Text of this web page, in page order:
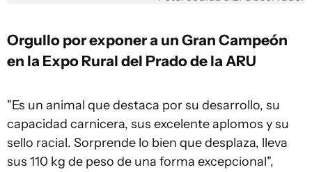
Orgullo por exponer a un Gran Campeón
en la Expo Rural del Prado de la ARU
"Es un animal que destaca por su desarrollo, su
capacidad carnicera, sus excelente aplomos y su
sello racial. Sorprende lo bien que desplaza, lleva
sus 110 kg de peso de una forma excepcional",